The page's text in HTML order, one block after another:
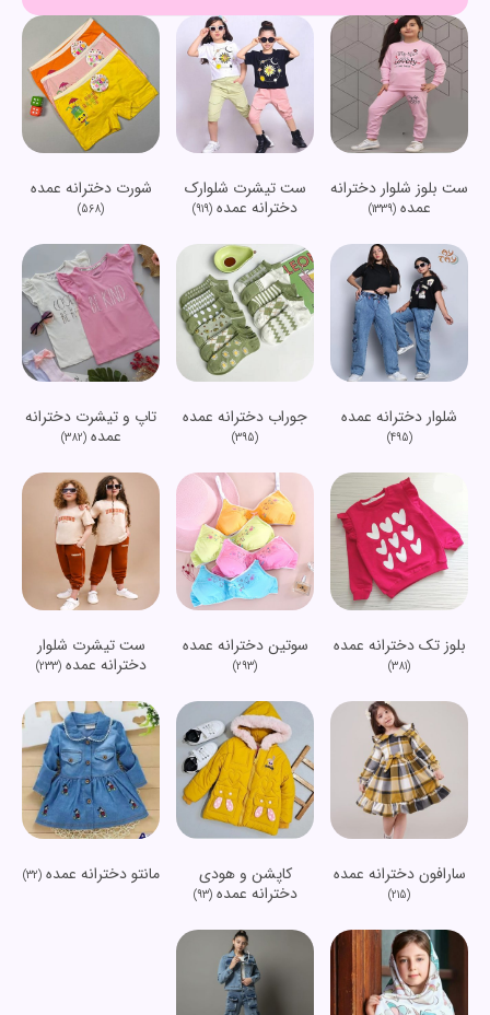
ست بلوز شلوار دخترانه
عمده(1339)
ست تیشرت شلوارک
دخترانه عمده (919)
شورت دخترانه عمده
(568)
شلوار دخترانه عمده
(495)
جوراب دخترانه عمده
(395)
تاپ و تیشرت دخترانه
عمده(382)
بلوز تک دخترانه عمده
(381)
سوتین دخترانه عمده
(293)
ست تیشرت شلوار
دخترانه عمده(233)
سارافون دخترانه عمده
(215)
کاپشن و هودی
دخترانه عمده(93)
مانتو دخترانه عمده(32)